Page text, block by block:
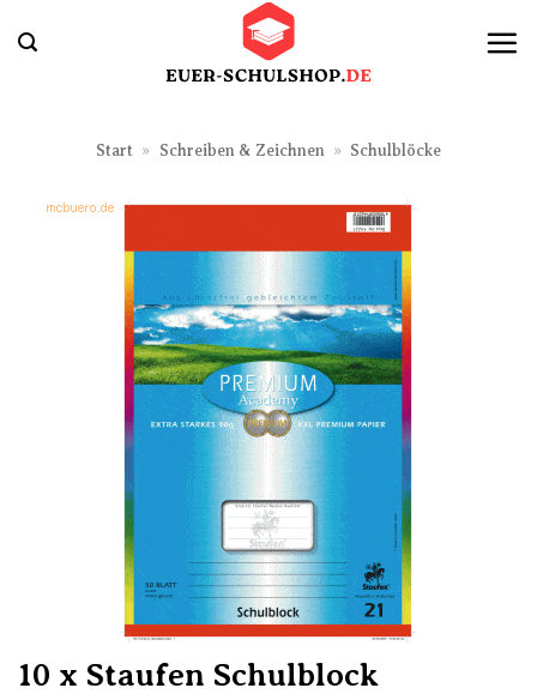
Inhalt
Start » Schreiben & Zeichnen » Schulblöcke
10 x Staufen Schulblock